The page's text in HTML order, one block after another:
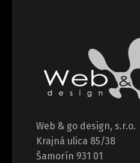
Web & go design, s.r.o.
Krajná ulica 85/38
Šamorín 931 01